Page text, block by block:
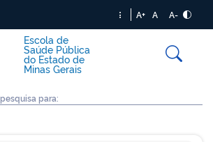
A+ A A-
Escola de
Saúde Pública
do Estado de
Minas Gerais
para: